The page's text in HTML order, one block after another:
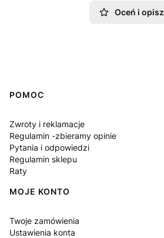
Oceń i opisz
Linki w stopce
POMOC
Zwroty i reklamacje
Regulamin -zbieramy opinie
Pytania i odpowiedzi
Regulamin sklepu
Raty
MOJE KONTO
Twoje zamówienia
Ustawienia konta